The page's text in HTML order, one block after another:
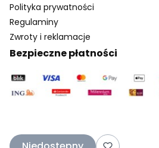
Polityka prywatności
Regulaminy
Zwroty i reklamacje
Bezpieczne płatności